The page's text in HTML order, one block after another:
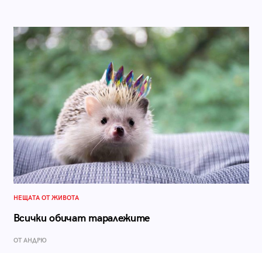
НЕЩАТА ОТ ЖИВОТА
Всички обичат таралежите
ОТ АНДРЮ